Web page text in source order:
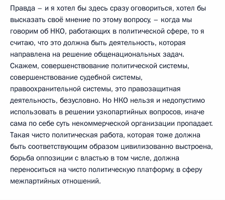
Правда – и я хотел бы здесь сразу оговориться, хотел бы
высказать своё мнение по этому вопросу, – когда мы
говорим об НКО, работающих в политической сфере, то я
считаю, что это должна быть деятельность, которая
направлена на решение общенациональных задач.
Скажем, совершенствование политической системы,
совершенствование судебной системы,
правоохранительной системы, это правозащитная
деятельность, безусловно. Но НКО нельзя и недопустимо
использовать в решении узкопартийных вопросов, иначе
сама по себе суть некоммерческой организации пропадает.
Такая чисто политическая работа, которая тоже должна
быть соответствующим образом цивилизованно выстроена,
борьба оппозиции с властью в том числе, должна
переноситься на чисто политическую платформу, в сферу
межпартийных отношений.